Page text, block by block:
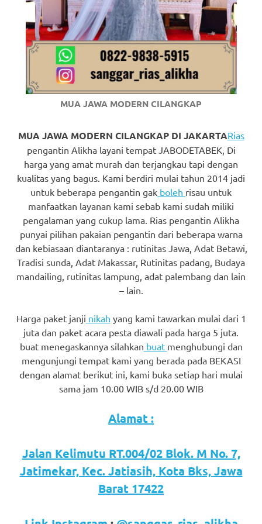
these
guys
his
comment
here
replica
watches.
favorite
watches.
Hours
Discover
More
MUA JAWA MODERN CILANGKAP
MUA JAWA MODERN CILANGKAP DI JAKARTARias
pengantin Alikha layani tempat JABODETABEK, Di
harga yang amat murah dan terjangkau tapi dengan
kualitas yang bagus. Kami berdiri mulai tahun 2014 jadi
untuk beberapa pengantin gak boleh risau untuk
manfaatkan layanan kami sebab kami sudah miliki
pengalaman yang cukup lama. Rias pengantin Alikha
punyai pilihan pakaian pengantin dari beberapa warna
dan kebiasaan diantaranya : rutinitas Jawa, Adat Betawi,
Tradisi sunda, Adat Makassar, Rutinitas padang, Budaya
mandailing, rutinitas lampung, adat palembang dan lain
– lain.
Harga paket janji nikah yang kami tawarkan mulai dari 1
juta dan paket acara pesta diawali pada harga 5 juta.
buat menegaskannya silahkan buat menghubungi dan
mengunjungi tempat kami yang berada pada BEKASI
dengan alamat berikut ini, kami buka setiap hari mulai
sama jam 10.00 WIB s/d 20.00 WIB
Alamat :
Jalan Kelimutu RT.004/02 Blok. M No. 7,
Jatimekar, Kec. Jatiasih, Kota Bks, Jawa
Barat 17422